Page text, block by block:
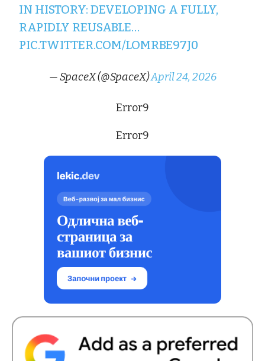
IN HISTORY: DEVELOPING A FULLY,
RAPIDLY REUSABLE…
PIC.TWITTER.COM/LOMRBE97J0
— SpaceX (@SpaceX)April 24, 2026
Error9
Error9